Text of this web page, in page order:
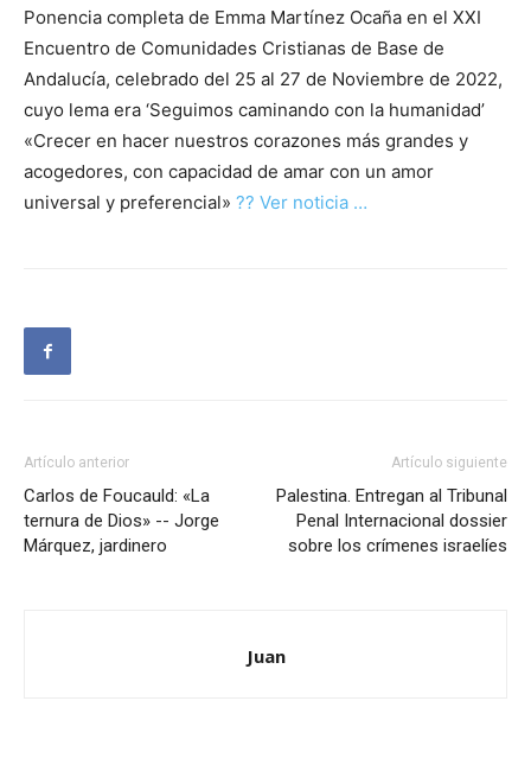
Ponencia completa de Emma Martínez Ocaña en el XXI
Encuentro de Comunidades Cristianas de Base de
Andalucía, celebrado del 25 al 27 de Noviembre de 2022,
cuyo lema era ‘Seguimos caminando con la humanidad’
«Crecer en hacer nuestros corazones más grandes y
acogedores, con capacidad de amar con un amor
universal y preferencial» ?? Ver noticia …
Artículo anterior
Carlos de Foucauld: «La
ternura de Dios» -- Jorge
Márquez, jardinero
Artículo siguiente
Palestina. Entregan al Tribunal
Penal Internacional dossier
sobre los crímenes israelíes
Juan